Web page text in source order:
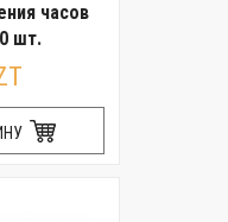
часов
шт.